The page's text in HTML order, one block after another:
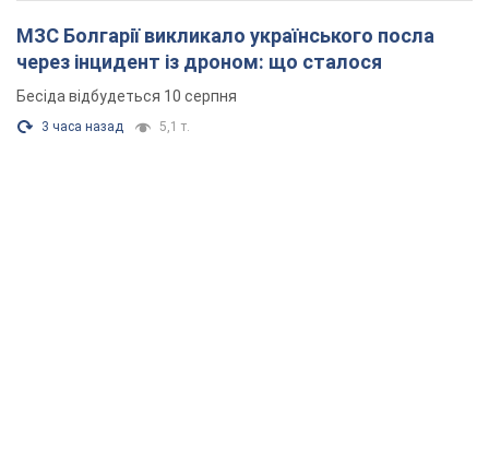
МЗС Болгарії викликало українського посла
через інцидент із дроном: що сталося
Бесіда відбудеться 10 серпня
3 часа назад 5,1 т.